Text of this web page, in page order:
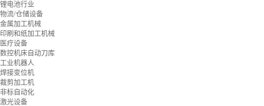
锂电池行业
物流/仓储设备
金属加工机械
印刷和纸加工机械
医疗设备
数控机床自动刀库
工业机器人
焊接变位机
裁剪加工机
非标自动化
激光设备